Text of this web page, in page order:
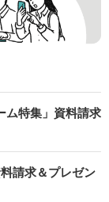
ム特集」資料請求
請求＆プレゼン